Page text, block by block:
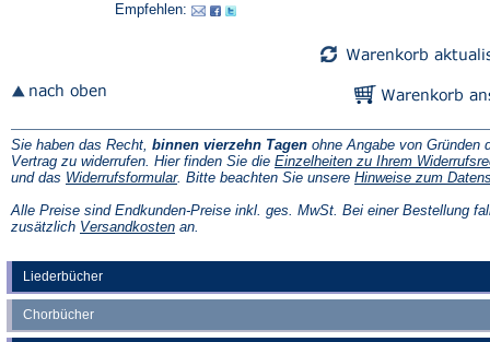
Liederbücher
Chorbücher
neuen
Empfehlen:
Sie haben das Recht, binnen vierzehn Tagen ohne Angabe von Gründen
Vertrag zu widerrufen. Hier finden Sie die Einzelheiten zu Ihrem
und das Widerrufsformular(Öffnet
einem
neuen
. Bitte beachten Sie unsere Hinweise zum
Alle Preise sind Endkunden-Preise inkl. ges. MwSt. Bei einer Bestellung
zusätzlich Versandkosten(Öffnet
an.